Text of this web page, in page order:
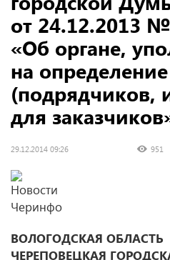
от 24.12.2013 №
«Об органе,
на
(подрядчиков,
для
29.12.2014 09:26 951
ВОЛОГОДСКАЯ ОБЛАСТЬ
ЧЕРЕПОВЕЦКАЯ